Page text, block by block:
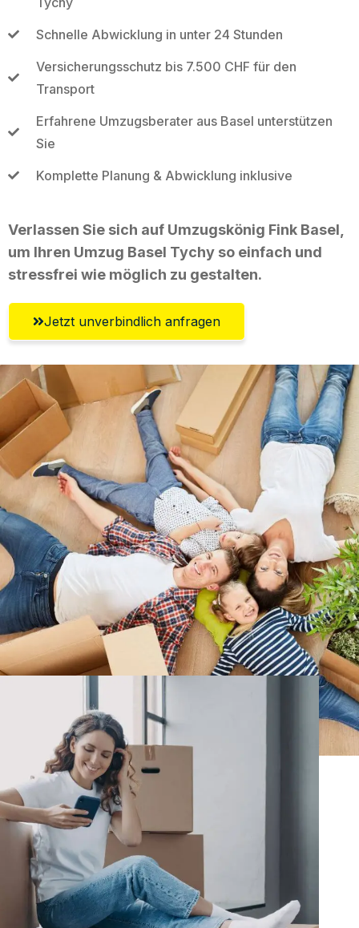
Schnelle Abwicklung in unter 24 Stunden
Versicherungsschutz bis 7.500 CHF für den
Transport
Erfahrene Umzugsberater aus Basel unterstützen
Sie
Komplette Planung & Abwicklung inklusive
Verlassen Sie sich auf Umzugskönig Fink Basel,
um Ihren Umzug Basel Tychy so einfach und
stressfrei wie möglich zu gestalten.
Jetzt unverbindlich anfragen